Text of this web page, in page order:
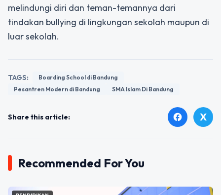
melindungi diri dan teman-temannya dari
tindakan bullying di lingkungan sekolah maupun di
luar sekolah.
TAGS:
Boarding School di Bandung
Pesantren Modern di Bandung
SMA Islam Di Bandung
Share this article: facebook X
Recommended For You